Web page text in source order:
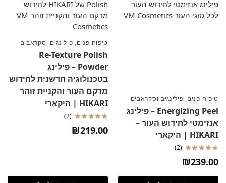
טיפוח פנים, פילינגים וסקראבים
Energizing Peel – פילינג
אנזימטי לחידוש העור –
HIKARI | היקארי
(2)
₪239.00
טיפוח פנים, פילינגים וסקראבים
Re-Texture Polish
Powder – פילינג
בטכנולוגיה חדשנית לחידוש
מרקם העור והקניית זוהר
HIKARI | היקארי
(2)
₪219.00